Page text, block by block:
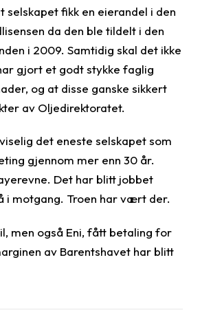
selskapet fikk en eierandel i den
da den ble tildelt i den
i 2009. Samtidig skal det ikke
gjort et godt stykke faglig
og at disse ganske sikkert
av Oljedirektoratet.
det eneste selskapet som
gjennom mer enn 30 år.
Det har blitt jobbet
i motgang. Troen har vært der.
men også Eni, fått betaling for
av Barentshavet har blitt